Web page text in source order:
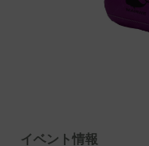
イベント情報